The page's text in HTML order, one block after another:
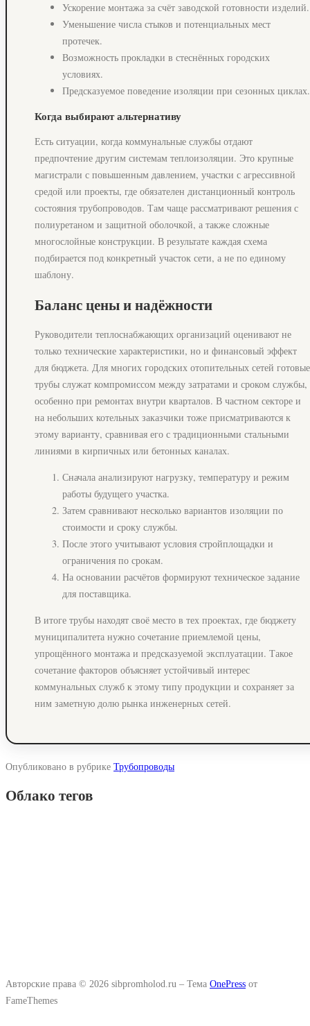
Ускорение монтажа за счёт заводской готовности изделий.
Уменьшение числа стыков и потенциальных мест
протечек.
Возможность прокладки в стеснённых городских
условиях.
Предсказуемое поведение изоляции при сезонных циклах.
Когда выбирают альтернативу
Есть ситуации, когда коммунальные службы отдают
предпочтение другим системам теплоизоляции. Это крупные
магистрали с повышенным давлением, участки с агрессивной
средой или проекты, где обязателен дистанционный контроль
состояния трубопроводов. Там чаще рассматривают решения с
полиуретаном и защитной оболочкой, а также сложные
многослойные конструкции. В результате каждая схема
подбирается под конкретный участок сети, а не по единому
шаблону.
Баланс цены и надёжности
Руководители теплоснабжающих организаций оценивают не
только технические характеристики, но и финансовый эффект
для бюджета. Для многих городских отопительных сетей готовые
трубы служат компромиссом между затратами и сроком службы,
особенно при ремонтах внутри кварталов. В частном секторе и
на небольших котельных заказчики тоже присматриваются к
этому варианту, сравнивая его с традиционными стальными
линиями в кирпичных или бетонных каналах.
Сначала анализируют нагрузку, температуру и режим
работы будущего участка.
Затем сравнивают несколько вариантов изоляции по
стоимости и сроку службы.
После этого учитывают условия стройплощадки и
ограничения по срокам.
На основании расчётов формируют техническое задание
для поставщика.
В итоге трубы находят своё место в тех проектах, где бюджету
муниципалитета нужно сочетание приемлемой цены,
упрощённого монтажа и предсказуемой эксплуатации. Такое
сочетание факторов объясняет устойчивый интерес
коммунальных служб к этому типу продукции и сохраняет за
ним заметную долю рынка инженерных сетей.
Опубликовано в рубрике Трубопроводы
Облако тегов
Авторские права © 2026 sibpromholod.ru – Тема OnePress от
FameThemes